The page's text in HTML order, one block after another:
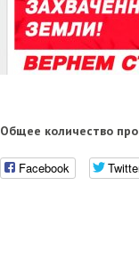
Общее количество
Facebook